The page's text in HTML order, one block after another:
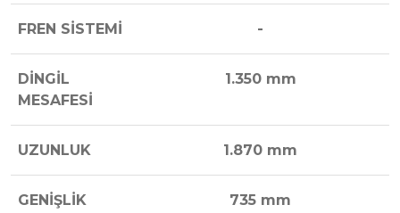
FREN SİSTEMİ -
DİNGİL
MESAFESİ
1.350 mm
UZUNLUK 1.870 mm
GENİŞLİK 735 mm